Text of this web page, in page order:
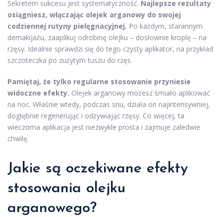
Sekretem sukcesu jest systematyczność. Najlepsze rezultaty
osiągniesz, włączając olejek arganowy do swojej
codziennej rutyny pielęgnacyjnej. Po każdym, starannym
demakijażu, zaaplikuj odrobinę olejku – dosłownie kroplę – na
rzęsy. Idealnie sprawdzi się do tego czysty aplikator, na przykład
szczoteczka po zużytym tuszu do rzęs.
Pamiętaj, że tylko regularne stosowanie przyniesie
widoczne efekty. Olejek arganowy możesz śmiało aplikować
na noc. Właśnie wtedy, podczas snu, działa on najintensywniej,
dogłębnie regenerując i odżywiając rzęsy. Co więcej, ta
wieczorna aplikacja jest niezwykle prosta i zajmuje zaledwie
chwilę.
Jakie są oczekiwane efekty
stosowania olejku
arganowego?